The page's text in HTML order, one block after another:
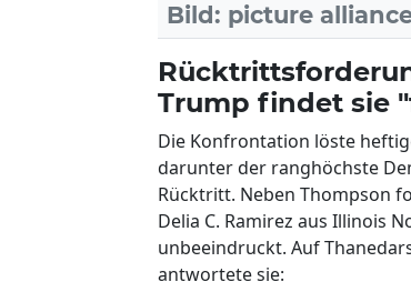
Bild: picture
Trump findet sie
Die Konfrontation löste
darunter der ranghöchste
Rücktritt. Neben Thompson
Delia C. Ramirez aus Illinois
unbeeindruckt. Auf
antwortete sie: